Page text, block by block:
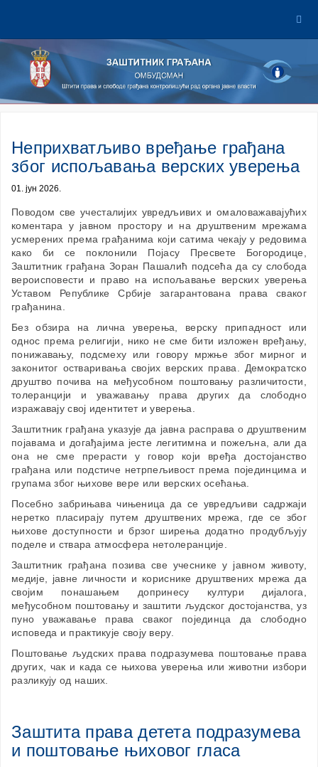
Неприхватљиво вређање грађана
због испољавања верских уверења
01. јун 2026.
Поводом све учесталијих увредљивих и омаловажавајућих
коментара у јавном простору и на друштвеним мрежама
усмерених према грађанима који сатима чекају у редовима
како би се поклонили Појасу Пресвете Богородице,
Заштитник грађана Зоран Пашалић подсећа да су слобода
вероисповести и право на испољавање верских уверења
Уставом Републике Србије загарантована права сваког
грађанина.
Без обзира на лична уверења, верску припадност или
однос према религији, нико не сме бити изложен вређању,
понижавању, подсмеху или говору мржње због мирног и
законитог остваривања својих верских права. Демократско
друштво почива на међусобном поштовању различитости,
толеранцији и уважавању права других да слободно
изражавају свој идентитет и уверења.
Заштитник грађана указује да јавна расправа о друштвеним
појавама и догађајима јесте легитимна и пожељна, али да
она не сме прерасти у говор који вређа достојанство
грађана или подстиче нетрпељивост према појединцима и
групама због њихове вере или верских осећања.
Посебно забрињава чињеница да се увредљиви садржаји
неретко пласирају путем друштвених мрежа, где се због
њихове доступности и брзог ширења додатно продубљују
поделе и ствара атмосфера нетолеранције.
Заштитник грађана позива све учеснике у јавном животу,
медије, јавне личности и кориснике друштвених мрежа да
својим понашањем допринесу култури дијалога,
међусобном поштовању и заштити људског достојанства, уз
пуно уважавање права сваког појединца да слободно
исповеда и практикује своју веру.
Поштовање људских права подразумева поштовање права
других, чак и када се њихова уверења или животни избори
разликују од наших.
Заштита права детета подразумева
и поштовање њиховог гласа